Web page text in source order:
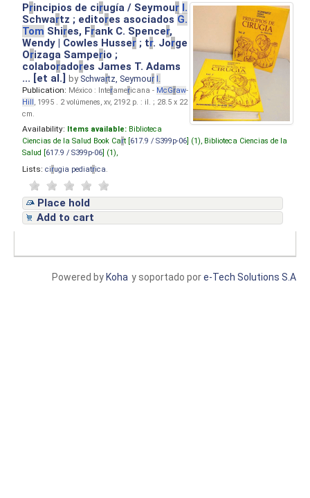
Principios de cirugía / Seymour I.
Schwartz ; editores asociados G.
Tom Shires, Frank C. Spencer,
Wendy | Cowles Husser ; tr. Jorge
Orizaga Samperio ;
colaboradores James T. Adams
... [et al.]by Schwartz, Seymour I.
Publication: México : Interamericana - McGraw-
Hill, 1995 . 2 volúmenes, xv, 2192 p. : il. ; 28.5 x 22
cm.
Availability: Items available: Biblioteca
Ciencias de la Salud Book Cart [ 617.9 / S399p-06 ] (1), Biblioteca Ciencias de la
Salud [ 617.9 / S399p-06 ] (1),
Lists: cirugia pediatrica
Place hold
Add to cart
y soportado pore-Tech Solutions S.A
Powered by Koha